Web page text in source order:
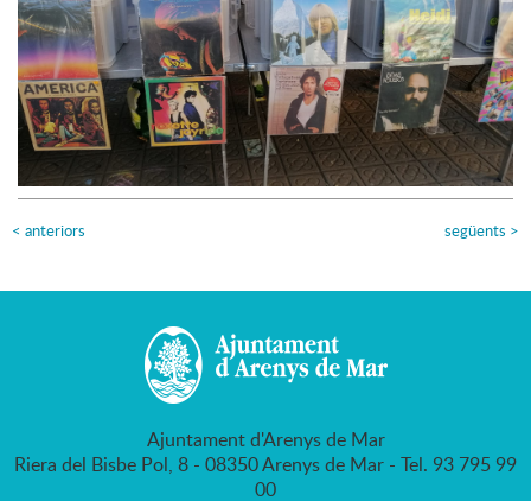
< anteriors següents >
Ajuntament d'Arenys de Mar
Riera del Bisbe Pol, 8 - 08350 Arenys de Mar - Tel. 93 795 99
00